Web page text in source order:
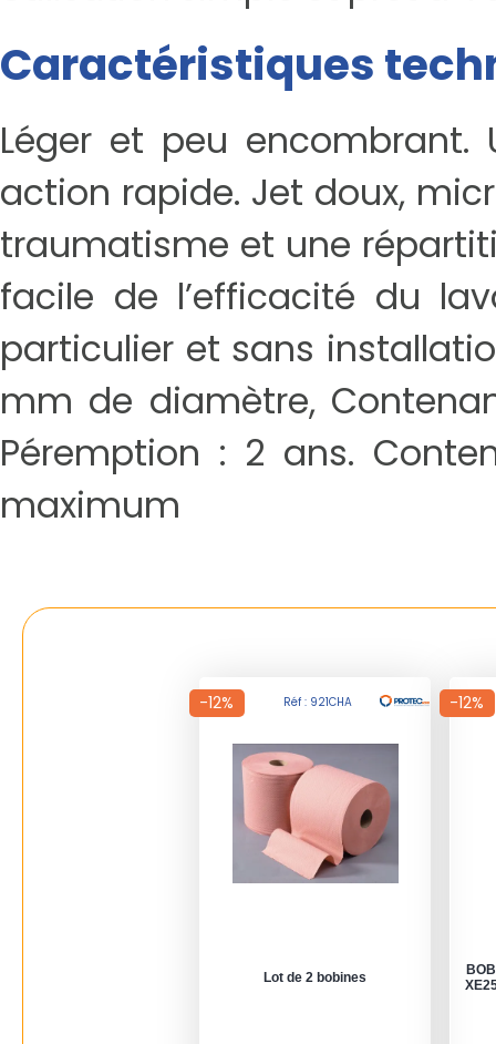
Caractéristiques
Léger et peu
action rapide. Jet doux,
traumatisme et une
facile de l’efficacité du
particulier et sans
mm de diamètre,
Péremption : 2 ans.
maximum
-12% Réf : 921CHA
Lot de 2 bobines
-12%